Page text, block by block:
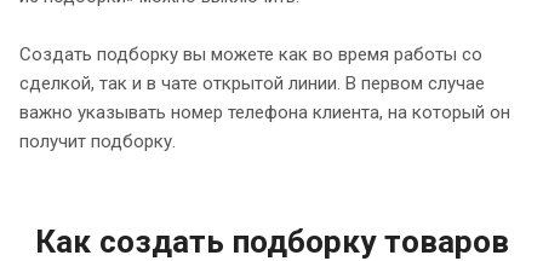
Создать подборку вы можете как во время работы со
сделкой, так и в чате открытой линии. В первом случае
важно указывать номер телефона клиента, на который он
получит подборку.
Как создать подборку товаров